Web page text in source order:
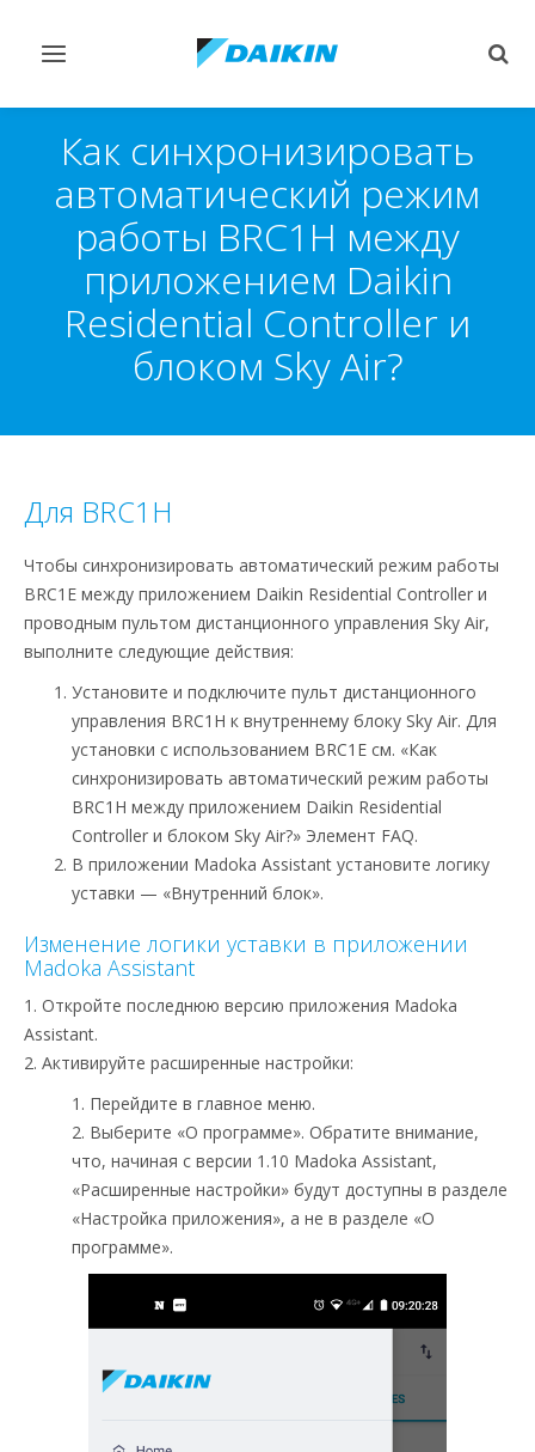
Переключить
Как синхронизировать
автоматический режим
работы BRC1H между
приложением Daikin
Residential Controller и
блоком Sky Air?
Для BRC1H
Чтобы синхронизировать автоматический режим работы
BRC1E между приложением Daikin Residential Controller и
проводным пультом дистанционного управления Sky Air,
выполните следующие действия:
Установите и подключите пульт дистанционного
управления BRC1H к внутреннему блоку Sky Air. Для
установки с использованием BRC1E см. «Как
синхронизировать автоматический режим работы
BRC1H между приложением Daikin Residential
Controller и блоком Sky Air?» Элемент FAQ.
В приложении Madoka Assistant установите логику
уставки — «Внутренний блок».
Изменение логики уставки в приложении
Madoka Assistant
1. Откройте последнюю версию приложения Madoka
Assistant.
2. Активируйте расширенные настройки:
1. Перейдите в главное меню.
2. Выберите «О программе». Обратите внимание,
что, начиная с версии 1.10 Madoka Assistant,
«Расширенные настройки» будут доступны в разделе
«Настройка приложения», а не в разделе «О
программе».